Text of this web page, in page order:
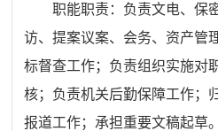
职能职责：负责文电、保
访、提案议案、会务、资产管
标督查工作；负责组织实施对
核；负责机关后勤保障工作；
报道工作；承担重要文稿起草